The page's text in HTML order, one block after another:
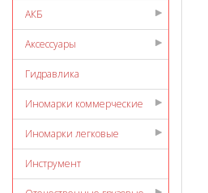
АКБ
Аксессуары
Гидравлика
Иномарки коммерческие
Иномарки легковые
Инструмент